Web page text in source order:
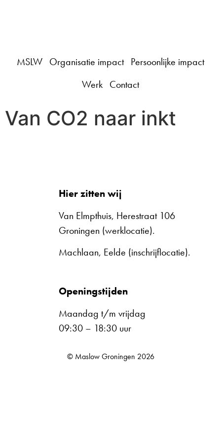
MSLW Organisatie impact Persoonlijke impact
Werk Contact
Van CO2 naar inkt
Hier zitten wij
Van Elmpthuis, Herestraat 106
Groningen (werklocatie).
Machlaan, Eelde (inschrijflocatie).
Openingstijden
Maandag t/m vrijdag
09:30 – 18:30 uur
© Maslow Groningen 2026